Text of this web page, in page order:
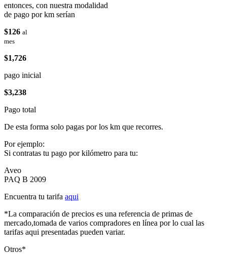
entonces, con nuestra modalidad
de pago por km serían
$126 al
mes
$1,726
pago inicial
$3,238
Pago total
De esta forma solo pagas por los km que recorres.
Por ejemplo:
Si contratas tu pago por kilómetro para tu:
Aveo
PAQ B 2009
Encuentra tu tarifa aqui
*La comparación de precios es una referencia de primas de
mercado,tomada de varios compradores en línea por lo cual las
tarifas aqui presentadas pueden variar.
Otros*